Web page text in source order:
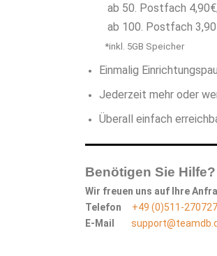
ab 50. Postfach
ab 100. Postfach
*inkl. 5GB Speicher
Einmalig
Jederzeit mehr oder
Überall einfach
Benötigen Sie Hilfe?
Wir freuen uns auf Ihre
Telefon
+49 (0)511-
E-Mail